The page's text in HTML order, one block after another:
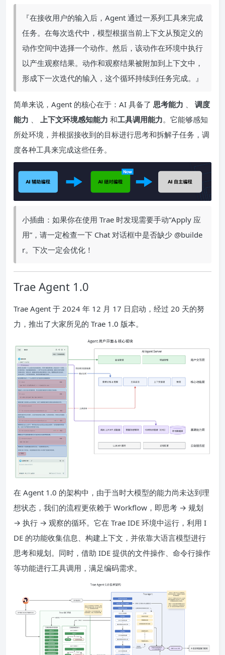
『在接收用户的输入后，Agent 通过一系列工具来完成
任务。在每次迭代中，模型根据当前上下文从预定义的
动作空间中选择一个动作。然后，该动作在环境中执行
以产生观察结果。动作和观察结果被附加到上下文中，
形成下一次迭代的输入，这个循环持续到任务完成。』
简单来说，Agent 的核心在于：AI 具备了 思考能力 、
调度
能力 、 上下文环境感知能力 和工具调用能力。它能够感知
所处环境，并根据接收到的目标进行思考和拆解子任务，调
度各种工具来完成这些任务。
小插曲：如果你在使用 Trae 时发现需要手动“Apply 应
用”，请一定检查一下 Chat 对话框中是否缺少 @builde
r。下次一定会优化！
Trae Agent 1.0
Trae Agent 于 2024 年 12 月 17 日启动，经过 20 天的努
力，推出了大家所见的 Trae 1.0 版本。
在 Agent 1.0 的架构中，由于当时大模型的能力尚未达到理
想状态，我们的流程更依赖于 Workflow，即思考 → 规划
→ 执行 → 观察的循环。它在 Trae IDE 环境中运行，利用 I
DE 的功能收集信息、构建上下文，并依靠大语言模型进行
思考和规划。同时，借助 IDE 提供的文件操作、命令行操作
等功能进行工具调用，满足编码需求。